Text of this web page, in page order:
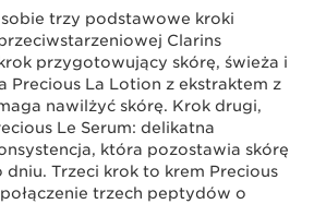
sobie trzy podstawowe kroki
Clarins
przygotowujący skórę, świeża i
Precious La Lotion z ekstraktem z
nawilżyć skórę. Krok drugi,
Le Serum: delikatna
która pozostawia skórę
dniu. Trzeci krok to krem Precious
trzech peptydów o